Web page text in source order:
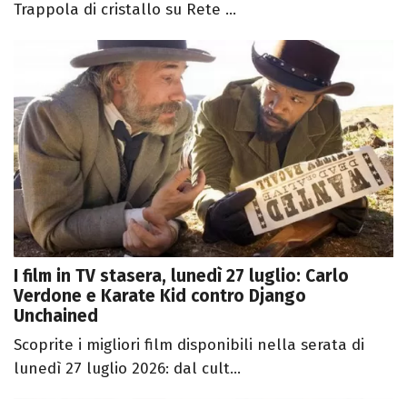
Trappola di cristallo su Rete ...
I film in TV stasera, lunedì 27 luglio: Carlo
Verdone e Karate Kid contro Django
Unchained
Scoprite i migliori film disponibili nella serata di
lunedì 27 luglio 2026: dal cult...